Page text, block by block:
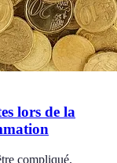
lors de la
compliqué.